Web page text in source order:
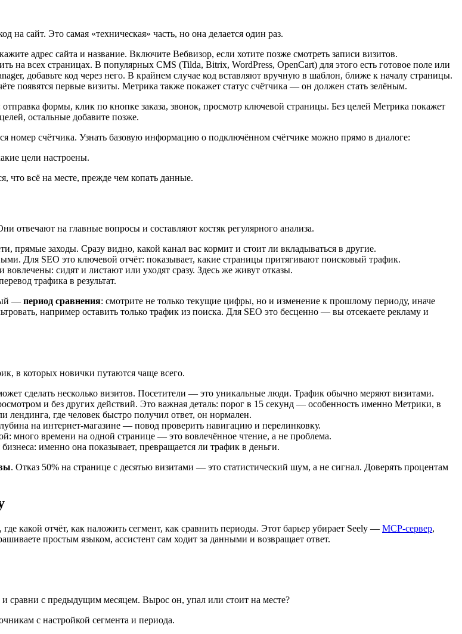
на сайт. Это самая «техническая» часть, но она делается один раз.
адрес сайта и название. Включите Вебвизор, если хотите позже смотреть записи визитов.
на всех страницах. В популярных CMS (Tilda, Bitrix, WordPress, OpenCart) для этого есть готовое поле или
добавьте код через него. В крайнем случае код вставляют вручную в шаблон, ближе к началу страницы.
появятся первые визиты. Метрика также покажет статус счётчика — он должен стать зелёным.
формы, клик по кнопке заказа, звонок, просмотр ключевой страницы. Без целей Метрика покажет
остальные добавите позже.
номер счётчика. Узнать базовую информацию о подключённом счётчике можно прямо в диалоге:
цели настроены.
что всё на месте, прежде чем копать данные.
на главные вопросы и составляют костяк регулярного анализа.
прямые заходы. Сразу видно, какой канал вас кормит и стоит ли вкладываться в другие.
Для SEO это ключевой отчёт: показывает, какие страницы притягивают поисковый трафик.
вовлечены: сидят и листают или уходят сразу. Здесь же живут отказы.
трафика в результат.
— период сравнения: смотрите не только текущие цифры, но и изменение к прошлому периоду, иначе
например оставить только трафик из поиска. Для SEO это бесценно — вы отсекаете рекламу и
в которых новички путаются чаще всего.
сделать несколько визитов. Посетители — это уникальные люди. Трафик обычно меряют визитами.
и без других действий. Это важная деталь: порог в 15 секунд — особенность именно Метрики, в
лендинга, где человек быстро получил ответ, он нормален.
на интернет-магазине — повод проверить навигацию и перелинковку.
много времени на одной странице — это вовлечённое чтение, а не проблема.
именно она показывает, превращается ли трафик в деньги.
. Отказ 50% на странице с десятью визитами — это статистический шум, а не сигнал. Доверять процентам
какой отчёт, как наложить сегмент, как сравнить периоды. Этот барьер убирает Seely — MCP-сервер,
простым языком, ассистент сам ходит за данными и возвращает ответ.
сравни с предыдущим месяцем. Вырос он, упал или стоит на месте?
с настройкой сегмента и периода.